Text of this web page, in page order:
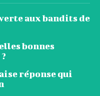
aux bandits de
bonnes
réponse qui